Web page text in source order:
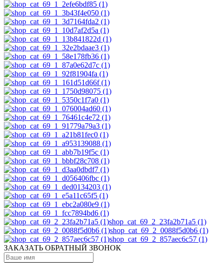
shop_cat_69_2_23fa2b71a5 (1)
shop_cat_69_2_0088f5d0b6 (1)
shop_cat_69_2_857aec6c57 (1)
ЗАКАЗАТЬ ОБРАТНЫЙ ЗВОНОК